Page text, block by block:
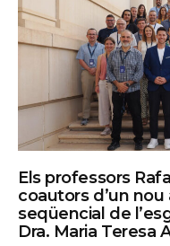
Els professors
coautors d’un nou
seqüencial de
Dra. Maria Teresa